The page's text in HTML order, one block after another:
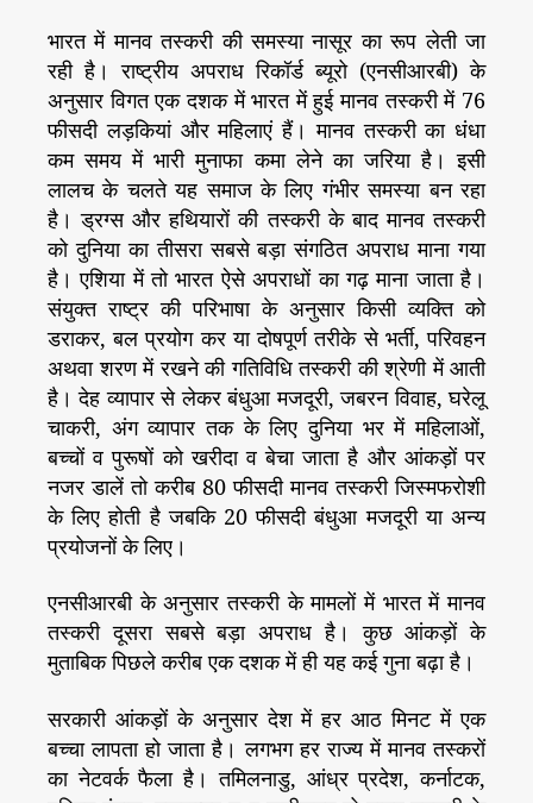
भारत में मानव तस्करी की समस्या नासूर का रूप लेती जा
रही है। राष्ट्रीय अपराध रिकॉर्ड ब्यूरो (एनसीआरबी) के
अनुसार विगत एक दशक में भारत में हुई मानव तस्करी में 76
फीसदी लड़कियां और महिलाएं हैं। मानव तस्करी का धंधा
कम समय में भारी मुनाफा कमा लेने का जरिया है। इसी
लालच के चलते यह समाज के लिए गंभीर समस्या बन रहा
है। ड्रग्स और हथियारों की तस्करी के बाद मानव तस्करी
को दुनिया का तीसरा सबसे बड़ा संगठित अपराध माना गया
है। एशिया में तो भारत ऐसे अपराधों का गढ़ माना जाता है।
संयुक्त राष्ट्र की परिभाषा के अनुसार किसी व्यक्ति को
डराकर, बल प्रयोग कर या दोषपूर्ण तरीके से भर्ती, परिवहन
अथवा शरण में रखने की गतिविधि तस्करी की श्रेणी में आती
है। देह व्यापार से लेकर बंधुआ मजदूरी, जबरन विवाह, घरेलू
चाकरी, अंग व्यापार तक के लिए दुनिया भर में महिलाओं,
बच्चों व पुरूषों को खरीदा व बेचा जाता है और आंकड़ों पर
नजर डालें तो करीब 80 फीसदी मानव तस्करी जिस्मफरोशी
के लिए होती है जबकि 20 फीसदी बंधुआ मजदूरी या अन्य
प्रयोजनों के लिए।
एनसीआरबी के अनुसार तस्करी के मामलों में भारत में मानव
तस्करी दूसरा सबसे बड़ा अपराध है। कुछ आंकड़ों के
मुताबिक पिछले करीब एक दशक में ही यह कई गुना बढ़ा है।
सरकारी आंकड़ों के अनुसार देश में हर आठ मिनट में एक
बच्चा लापता हो जाता है। लगभग हर राज्य में मानव तस्करों
का नेटवर्क फैला है। तमिलनाडु, आंध्र प्रदेश, कर्नाटक,